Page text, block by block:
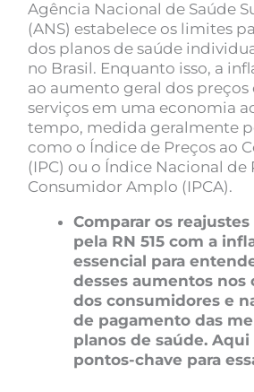
Agência Nacional de Saúde
(ANS) estabelece os limites
dos planos de saúde
no Brasil. Enquanto isso, a
ao aumento geral dos preços
serviços em uma economia
tempo, medida geralmente
como o Índice de Preços ao
(IPC) ou o Índice Nacional de
Consumidor Amplo (IPCA).
Comparar os
pela RN 515 com a
essencial para
desses aumentos nos
dos consumidores e
de pagamento das
planos de saúde.
pontos-chave para